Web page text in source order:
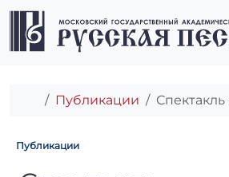
Перейти к содержимому
Перейти к футеру
Главная
Публикации
Публикации